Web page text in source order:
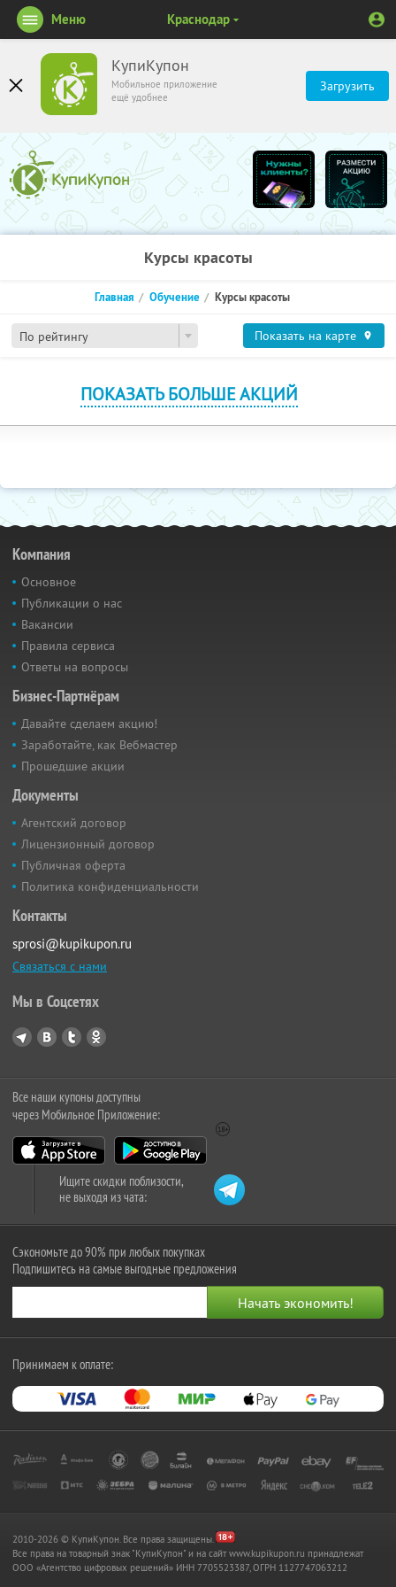
КупиКупон
Мобильное приложение
ещё удобнее
Загрузить
Меню Краснодар
Курсы красоты
По рейтингу
Главная Обучение Курсы красоты
Показать на карте
ПОКАЗАТЬ БОЛЬШЕ АКЦИЙ
Компания
Основное
Публикации о нас
Вакансии
Правила сервиса
Ответы на вопросы
Бизнес-Партнёрам
Давайте сделаем акцию!
Заработайте, как Вебмастер
Прошедшие акции
Документы
Агентский договор
Лицензионный договор
Публичная оферта
Политика конфиденциальности
Контакты
sprosi@kupikupon.ru
Связаться с нами
Мы в Соцсетях
Все наши купоны доступны
через Мобильное Приложение:
Ищите скидки поблизости,
не выходя из чата:
Сэкономьте до 90% при любых покупках
Подпишитесь на самые выгодные предложения
Принимаем к оплате:
2010-2026 © КупиКупон. Все права защищены.
Все права на товарный знак "КупиКупон" и на сайт www.kupikupon.ru принадлежат
OOO «Агентство цифровых решений» ИНН 7705523387, ОГРН 1127747063212